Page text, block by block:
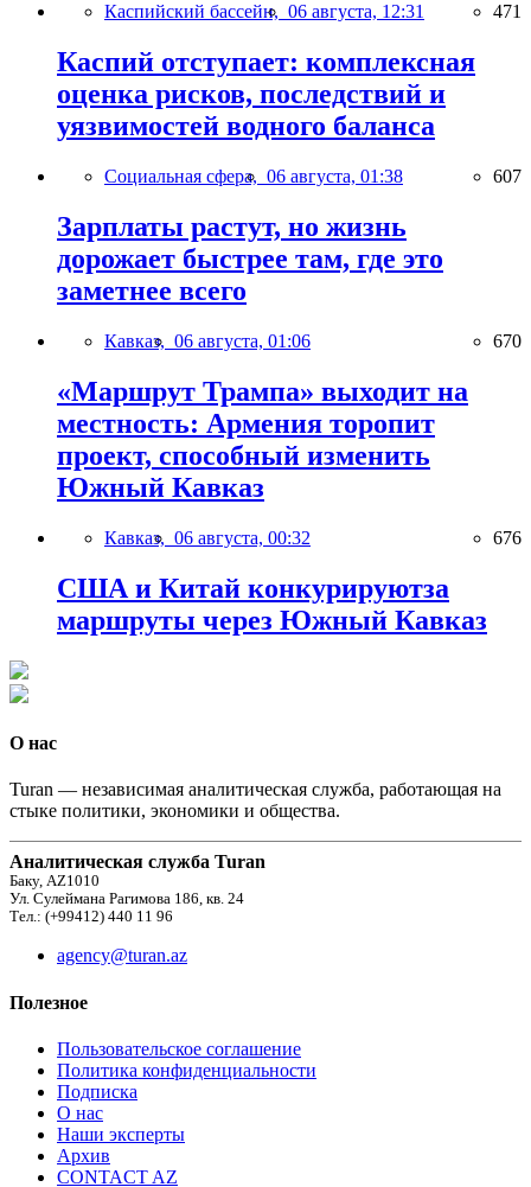
Каспийский бассейн, 06 августа, 12:31 471
Каспий отступает: комплексная
оценка рисков, последствий и
уязвимостей водного баланса
Социальная сфера, 06 августа, 01:38 607
Зарплаты растут, но жизнь
дорожает быстрее там, где это
заметнее всего
Кавказ, 06 августа, 01:06 670
«Маршрут Трампа» выходит на
местность: Армения торопит
проект, способный изменить
Южный Кавказ
Кавказ, 06 августа, 00:32 676
США и Китай конкурируютза
маршруты через Южный Кавказ
О нас
Turan — независимая аналитическая служба, работающая на
стыке политики, экономики и общества.
Аналитическая служба Turan
Баку, AZ1010
Ул. Сулеймана Рагимова 186, кв. 24
Тел.: (+99412) 440 11 96
agency@turan.az
Полезное
Пользовательское соглашение
Политика конфиденциальности
Подписка
О нас
Наши эксперты
Архив
CONTACT AZ